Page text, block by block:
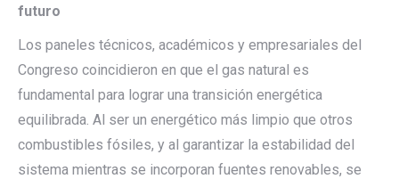
futuro
Los paneles técnicos, académicos y empresariales del
Congreso coincidieron en que el gas natural es
fundamental para lograr una transición energética
equilibrada. Al ser un energético más limpio que otros
combustibles fósiles, y al garantizar la estabilidad del
sistema mientras se incorporan fuentes renovables, se